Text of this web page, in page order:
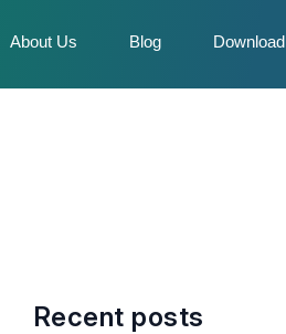
About Us Blog Download
Recent posts